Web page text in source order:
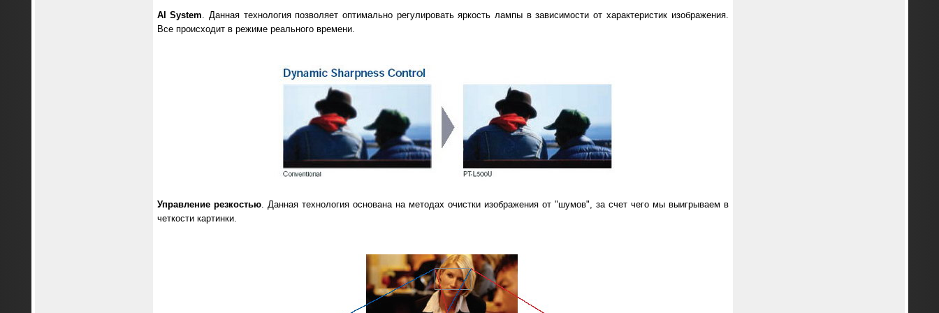
AI System . Данная технология позволяет оптимально регулировать яркость лампы в зависимости от характеристик изображения.
Все происходит в режиме реального времени.
Управление резкостью. Данная технология основана на методах очистки изображения от "шумов", за счет чего мы выигрываем в
четкости картинки.